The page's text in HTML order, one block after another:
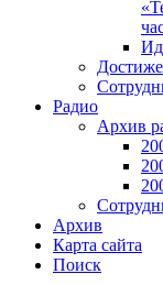
Радио
Архив
Архив
Карта сайта
Поиск